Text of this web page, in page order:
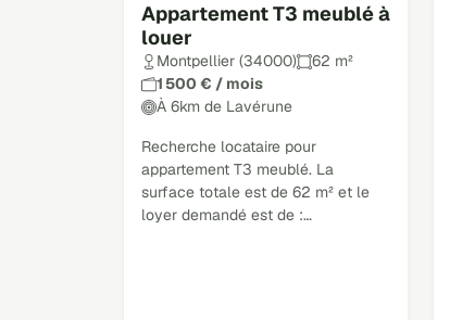
Appartement T3 meublé à
louer
Montpellier (34000)
62 m²
1 500 € / mois
À 6km de Lavérune
Recherche locataire pour
appartement T3 meublé. La
surface totale est de 62 m² et le
loyer demandé est de :…